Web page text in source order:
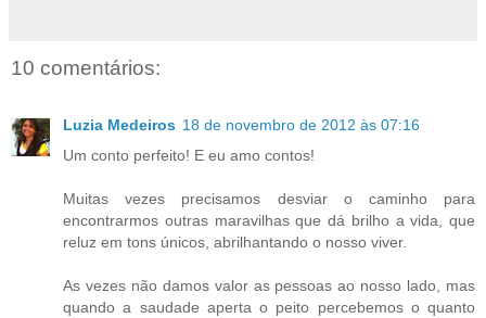
10 comentários:
Luzia Medeiros 18 de novembro de 2012 às 07:16
Um conto perfeito! E eu amo contos!
Muitas vezes precisamos desviar o caminho para
encontrarmos outras maravilhas que dá brilho a vida, que
reluz em tons únicos, abrilhantando o nosso viver.
As vezes não damos valor as pessoas ao nosso lado, mas
quando a saudade aperta o peito percebemos o quanto